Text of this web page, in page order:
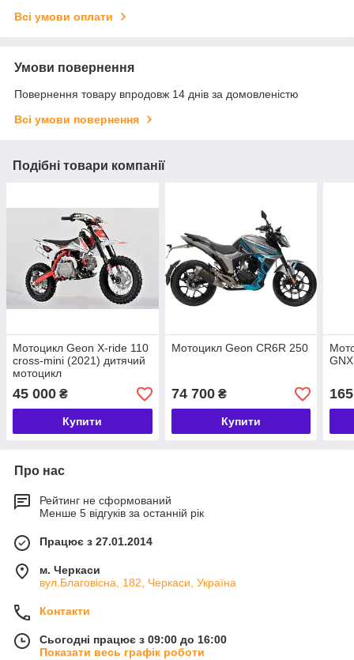
Всі умови оплати
Умови повернення
Повернення товару впродовж 14 днів за домовленістю
Всі умови повернення
Подібні товари компанії
Мотоцикл Geon X-ride 110
cross-mini (2021) дитячий
мотоцикл
45 000 ₴
Купити
Мотоцикл Geon CR6R 250
74 700₴
Купити
Про нас
Рейтинг не сформований
Менше 5 відгуків за останній рік
Працює з 27.01.2014
м. Черкаси
вул.Благовісна, 182, Черкаси, Україна
Контакти
Сьогодні працює з 09:00 до 16:00
Показати весь графік роботи